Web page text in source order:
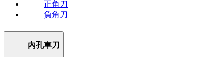
正角刀
負角刀
內孔車刀